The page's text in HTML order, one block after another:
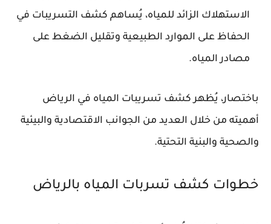
الاستهلاك الزائد للمياه، يُساهم كشف التسريبات في
الحفاظ على الموارد الطبيعية وتقليل الضغط على
مصادر المياه.
باختصار، يُظهر كشف تسريبات المياه في الرياض
أهميته من خلال العديد من الجوانب الاقتصادية والبيئية
والصحية والبنية التحتية.
خطوات كشف تسربات المياه بالرياض